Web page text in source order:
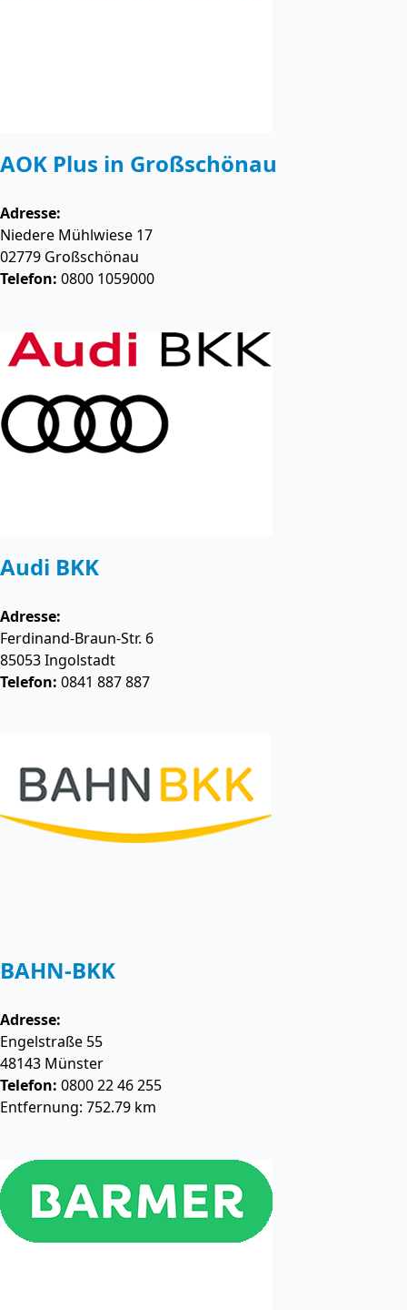
AOK Plus in Großschönau
Adresse:
Niedere Mühlwiese 17
02779 Großschönau
Telefon: 0800 1059000
Audi BKK
Adresse:
Ferdinand-Braun-Str. 6
85053Ingolstadt
Telefon: 0841 887 887
BAHN-BKK
Adresse:
Engelstraße 55
48143 Münster
Telefon: 0800 22 46 255
Entfernung: 752.79 km